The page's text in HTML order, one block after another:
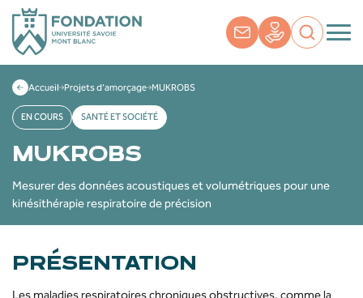
Accueil Projets d’amorçage MUKROBS
EN COURS SANTÉ ET SOCIÉTÉ
MUKROBS
Mesurer des données acoustiques et volumétriques pour une
kinésithérapie respiratoire de précision
PRÉSENTATION
Les maladies respiratoires chroniques obstructives, comme la